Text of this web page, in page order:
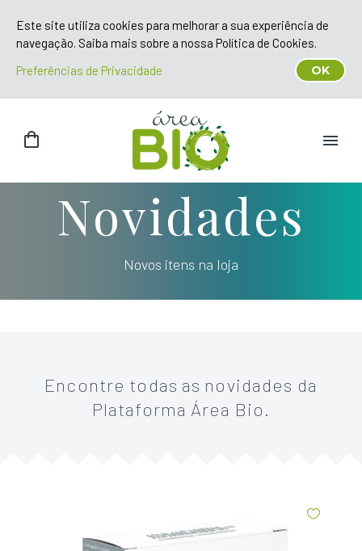
Novidades
Novos itens na loja
Encontre todas as novidades da
Plataforma Área Bio.
Este site utiliza cookies para melhorar a sua experiência de
navegação. Saiba mais sobre a nossa Política de Cookies.
Preferências de Privacidade
OK